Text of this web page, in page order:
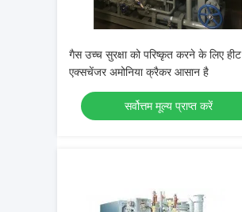
गैस उच्च सुरक्षा को परिष्कृत करने के लिए हीट
एक्सचेंजर अमोनिया क्रैकर आसान है
सर्वोत्तम मूल्य प्राप्त करें